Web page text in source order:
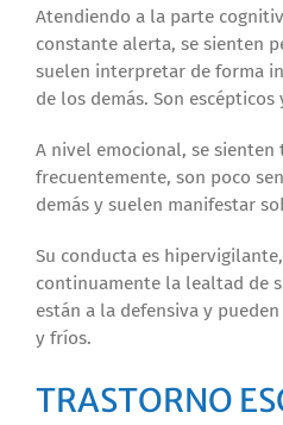
Atendiendo a la parte
constante alerta, se sienten
suelen interpretar de forma
de los demás. Son escépticos
A nivel emocional, se
frecuentemente, son poco
demás y suelen manifestar
Su conducta es
continuamente la lealtad de
están a la defensiva y
y fríos.
TRASTORNO